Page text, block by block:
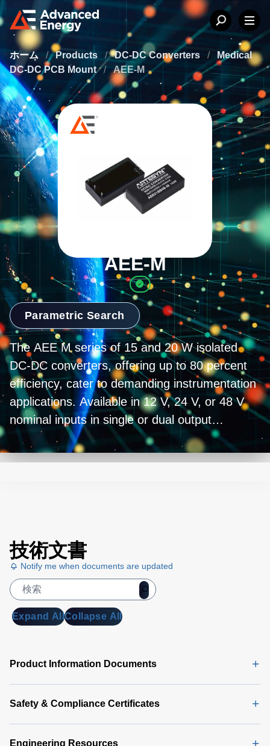
ホーム / Products / DC-DC Converters /
Medical
DC-DC PCB Mount / AEE-M
AEE-M
Parametric Search
The AEE M series of 15 and 20 W isolated
DC-DC converters, offering up to 80 percent
efficiency, cater to demanding instrumentation
applications. Available in 12 V, 24 V, or 48 V
nominal inputs in single or dual output
variants, they conform to stringent industrial or
medical safety standards. Their design
技術文書
Notify me when documents are updated
Expand AllCollapse All
Product Information Documents
Safety & Compliance Certificates
Engineering Resources